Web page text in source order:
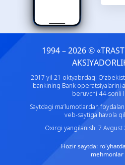
1994 – 2026 ©
2017 yil 21 oktyabrdagi
bankining Bank operatsiyalarini
beruvchi 44-sonli
Saytdagi ma’lumotlardan
veb-saytiga havola
Oxirgi yangilanish: 7 Avgust
Hozir saytda:
mehmonlar